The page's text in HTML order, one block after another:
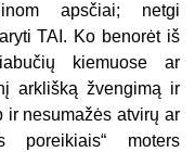
apsčiai; netgi
TAI. Ko benorėt iš
kiemuose ar
arklišką žvengimą ir
ir nesumažės atvirų ar
poreikiais“ moters